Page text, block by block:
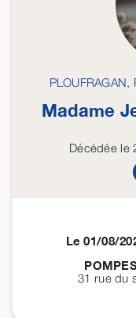
PLOUFRAGAN,
Madame
Décédéele
Le 01/08/
31 rue du